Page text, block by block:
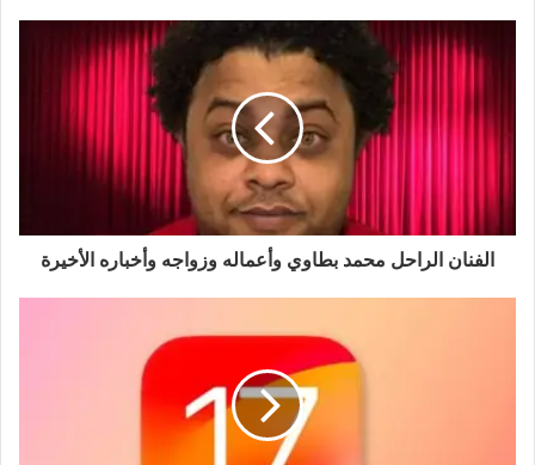
الفنان الراحل محمد بطاوي وأعماله وزواجه وأخباره الأخيرة